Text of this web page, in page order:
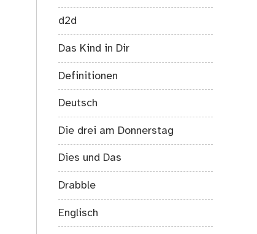
d2d
Das Kind in Dir
Definitionen
Deutsch
Die drei am Donnerstag
Dies und Das
Drabble
Englisch